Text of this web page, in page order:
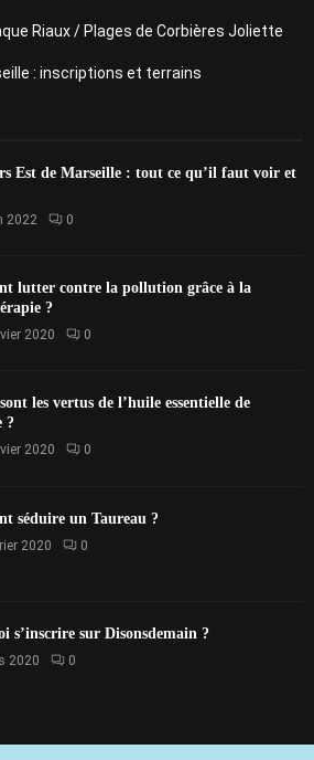
Riaux / Plages de Corbières Joliette
: inscriptions et terrains
Est de Marseille : tout ce qu’il faut voir et
2022 0
lutter contre la pollution grâce à la
?
2020 0
les vertus de l’huile essentielle de
?
2020 0
séduire un Taureau ?
2020 0
s’inscrire sur Disonsdemain ?
2020 0